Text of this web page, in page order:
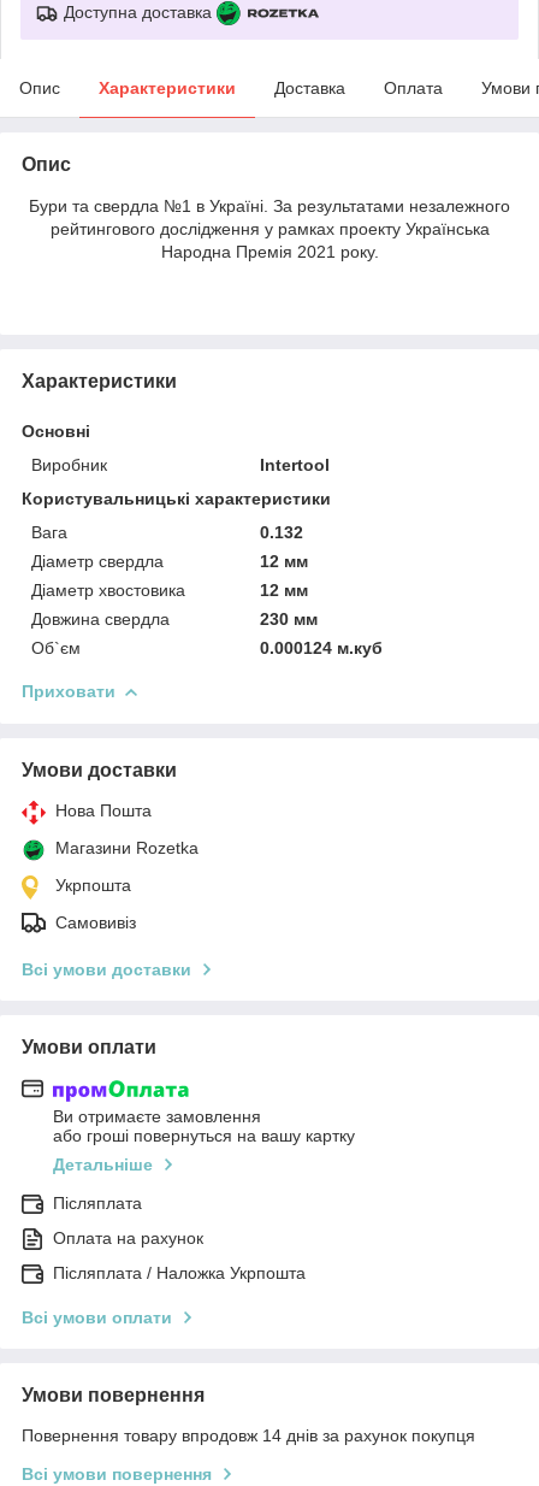
Доступна доставка
Опис Характеристики Доставка Оплата Умови
Опис
Бури та свердла №1 в Україні. За результатами незалежного
рейтингового дослідження у рамках проекту Українська
Народна Премія 2021 року.
Характеристики
Основні
Виробник
Intertool
Користувальницькі характеристики
Вага
0.132
Діаметр свердла
12 мм
Діаметр хвостовика
12 мм
Довжина свердла
230 мм
Об`єм
0.000124 м.куб
Приховати
Умови доставки
Нова Пошта
Магазини Rozetka
Укрпошта
Самовивіз
Всі умови доставки
Умови оплати
Ви отримаєте замовлення
або гроші повернуться на вашу картку
Детальніше
Післяплата
Оплата на рахунок
Післяплата / Наложка Укрпошта
Всі умови оплати
Умови повернення
Повернення товару впродовж 14 днів за рахунок покупця
Всі умови повернення